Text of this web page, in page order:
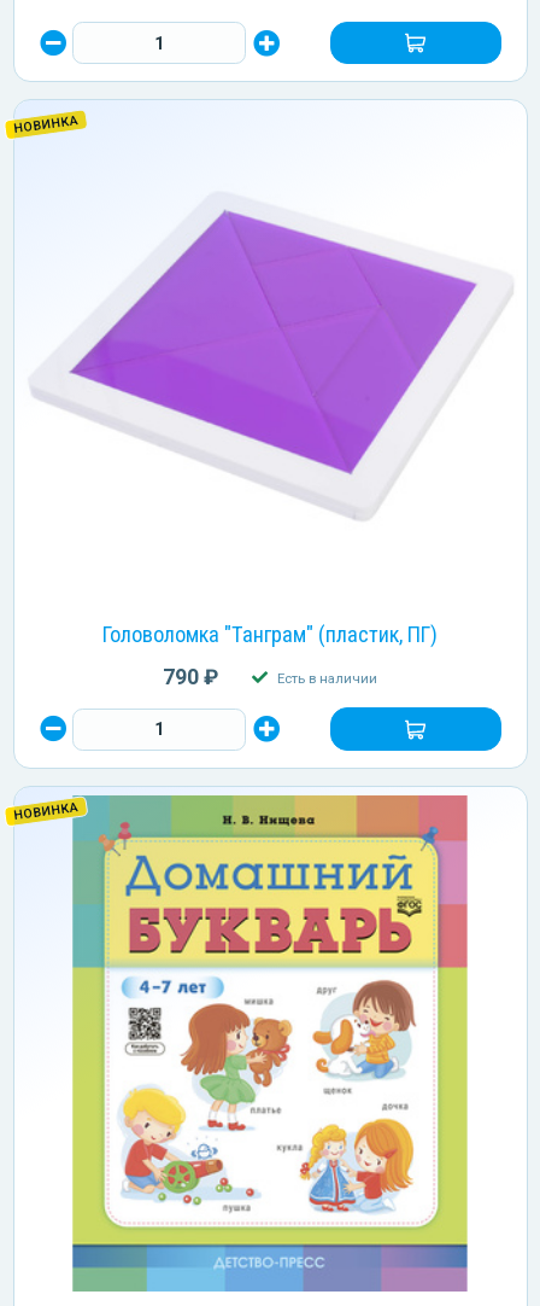
НОВИНКА
Головоломка "Танграм" (пластик, ПГ)
790 ₽ Есть в наличии
НОВИНКА